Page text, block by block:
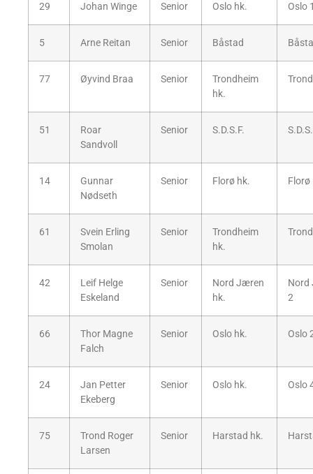
29 Johan Winge Senior Oslo hk. Oslo
5 Arne Reitan Senior Båstad
77 Øyvind Braa Senior
Trondheim
hk.
51
Roar
Sandvoll
Senior S.D.S.F.
14
Gunnar
Nødseth
Senior Florø hk. Florø
61
Svein Erling
Smolan
Senior
Trondheim
hk.
42
Leif Helge
Eskeland
Senior
Nord Jæren
hk.
2
66
Thor Magne
Falch
Senior Oslo hk. Oslo
24
Jan Petter
Ekeberg
Senior Oslo hk. Oslo
75
Trond Roger
Larsen
Senior Harstad hk.